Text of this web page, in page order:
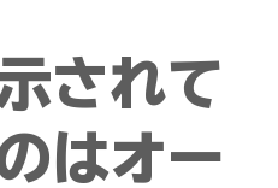
されて
はオー